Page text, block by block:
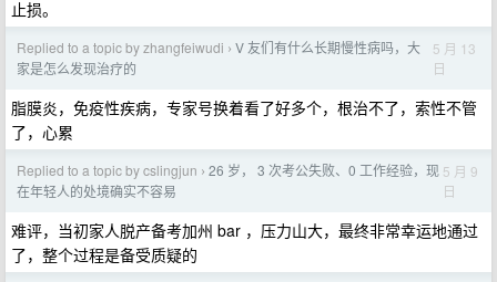
止损。
Replied to a topic by zhangfeiwudi › V 友们有什么长期慢性病吗，大
家是怎么发现治疗的
5 月 13
日
脂膜炎，免疫性疾病，专家号换着看了好多个，根治不了，索性不管
了，心累
Replied to a topic by cslingjun › 26 岁， 3 次考公失败、0 工作经验，现
在年轻人的处境确实不容易
5 月 9
日
难评，当初家人脱产备考加州 bar ，压力山大，最终非常幸运地通过
了，整个过程是备受质疑的